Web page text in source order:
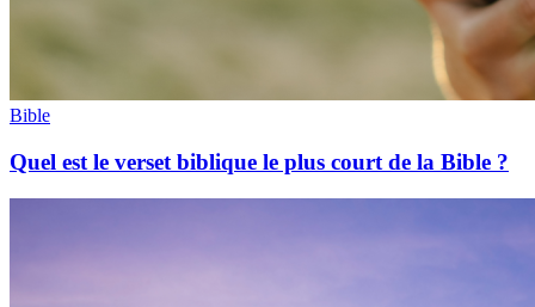
Bible
Quel est le verset biblique le plus court de la Bible ?